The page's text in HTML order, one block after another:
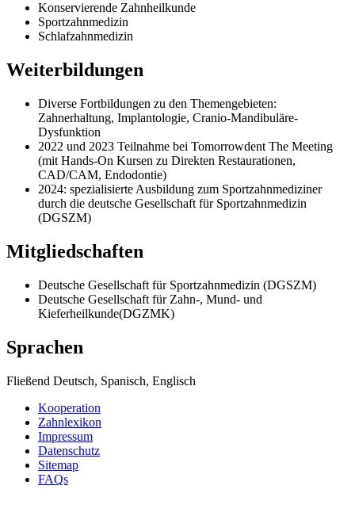
Konservierende Zahnheilkunde
Sportzahnmedizin
Schlafzahnmedizin
Weiterbildungen
Diverse Fortbildungen zu den Themengebieten:
Zahnerhaltung, Implantologie, Cranio-Mandibuläre-
Dysfunktion
2022 und 2023 Teilnahme bei Tomorrowdent The Meeting
(mit Hands-On Kursen zu Direkten Restaurationen,
CAD/CAM, Endodontie)
2024: spezialisierte Ausbildung zum Sportzahnmediziner
durch die deutsche Gesellschaft für Sportzahnmedizin
(DGSZM)
Mitgliedschaften
Deutsche Gesellschaft für Sportzahnmedizin (DGSZM)
Deutsche Gesellschaft für Zahn-, Mund- und
Kieferheilkunde(DGZMK)
Sprachen
Fließend Deutsch, Spanisch, Englisch
Kooperation
Zahnlexikon
Impressum
Datenschutz
Sitemap
FAQs